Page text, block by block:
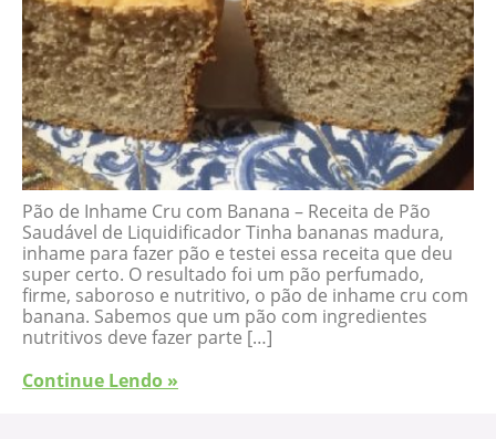
Pão de Inhame Cru com Banana – Receita de Pão
Saudável de Liquidificador Tinha bananas madura,
inhame para fazer pão e testei essa receita que deu
super certo. O resultado foi um pão perfumado,
firme, saboroso e nutritivo, o pão de inhame cru com
banana. Sabemos que um pão com ingredientes
nutritivos deve fazer parte […]
Continue Lendo »